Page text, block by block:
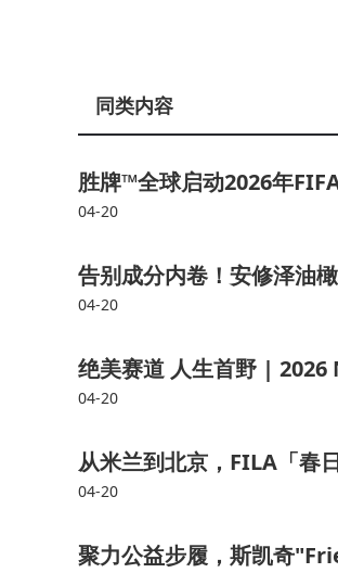
同类内容
胜牌™全球启动2026年
04-20
告别成分内卷！安修泽油
04-20
绝美赛道 人生首野 | 2026
04-20
从米兰到北京，FILA「春
04-20
聚力公益步履，斯凯奇